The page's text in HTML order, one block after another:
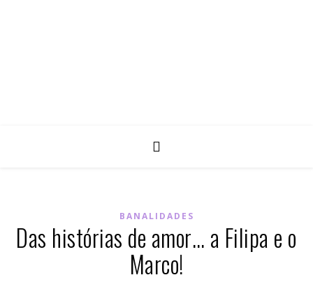
BANALIDADES
Das histórias de amor… a Filipa e o
Marco!